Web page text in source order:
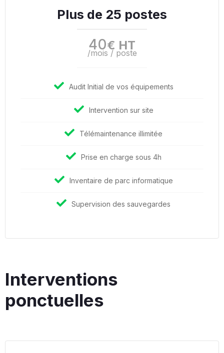
Plus de 25 postes
40€ HT
/mois / poste
Audit Initial de vos équipements
Intervention sur site
Télémaintenance illimitée
Prise en charge sous 4h
Inventaire de parc informatique
Supervision des sauvegardes
Interventions
ponctuelles